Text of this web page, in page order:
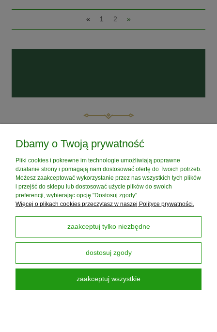
« 1 2 »
MOJE KONTO
PŁATNOŚCI I DOSTAWA
INFORMACJE
O NAS
Darmowa Dostawa od 199 zł
Dbamy o Twoją prywatność
Pliki cookies i pokrewne im technologie umożliwiają poprawne
działanie strony i pomagają nam dostosować ofertę do Twoich potrzeb.
Możesz zaakceptować wykorzystanie przez nas wszystkich tych plików
i przejść do sklepu lub dostosować użycie plików do swoich
preferencji, wybierając opcję "Dostosuj zgody".
Więcej o plikach cookies przeczytasz w naszej Polityce prywatności.
zaakceptuj tylko niezbędne
dostosuj zgody
zaakceptuj wszystkie